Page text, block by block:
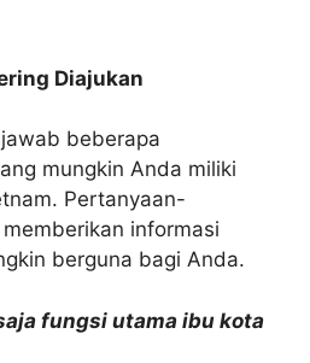
Diajukan
beberapa
mungkin Anda miliki
Pertanyaan-
informasi
berguna bagi Anda.
fungsi utama ibu kota